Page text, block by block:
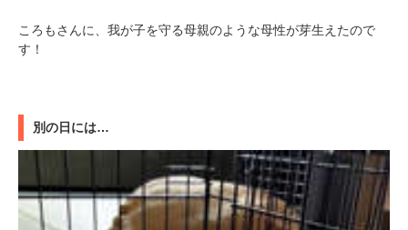
ころもさんに、我が子を守る母親のような母性が芽生えたので
す！
別の日には…